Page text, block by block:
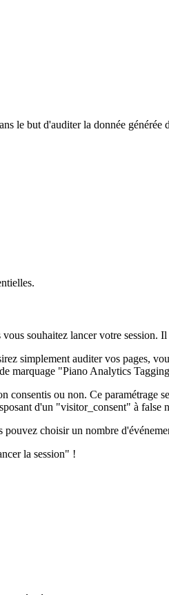
le but d'auditer la donnée
souhaitez lancer votre session.
simplement auditer vos pages,
marquage "Piano Analytics
consentis ou non. Ce
d'un "visitor_consent" à
choisir un nombre
la session" !